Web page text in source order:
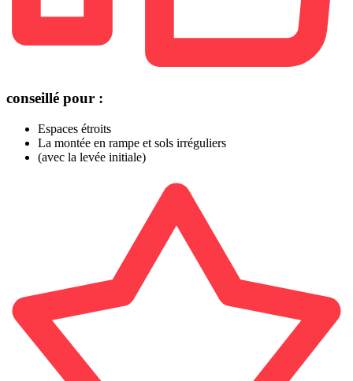
conseillé pour :
Espaces étroits
La montée en rampe et sols irréguliers
(avec la levée initiale)